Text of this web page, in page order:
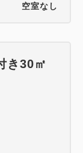
空室なし
き30㎡